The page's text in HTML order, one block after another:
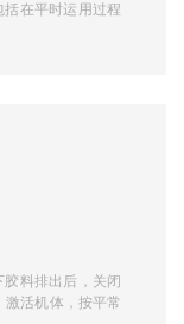
在平时运用过程
料排出后，关闭
激活机体，按平常